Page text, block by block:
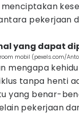
pekerjaan
yang dapat
mobil (pexels.com/
mengapa
tanpa henti
yang benar-
pekerjaan